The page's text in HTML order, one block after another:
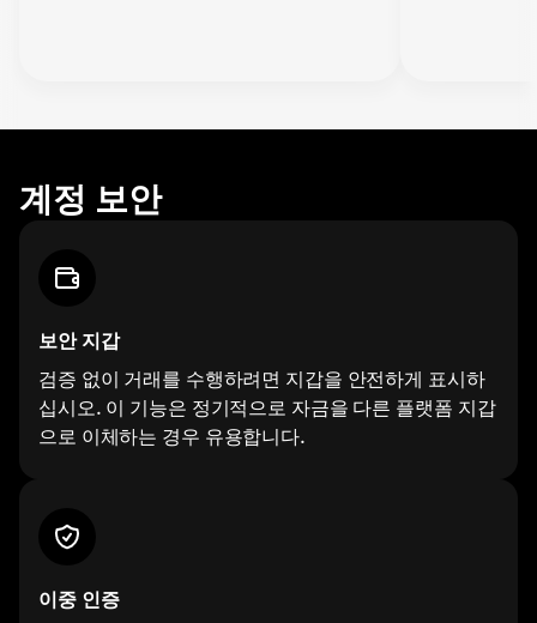
계정 보안
보안 지갑
검증 없이 거래를 수행하려면 지갑을 안전하게 표시하
십시오. 이 기능은 정기적으로 자금을 다른 플랫폼 지갑
으로 이체하는 경우 유용합니다.
이중 인증